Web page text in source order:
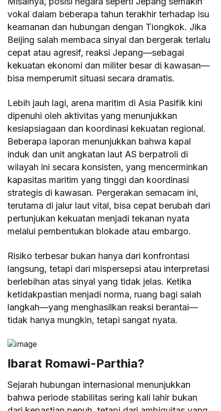
vokal dalam beberapa tahun terakhir terhadap isu
keamanan dan hubungan dengan Tiongkok. Jika
Beijing salah membaca sinyal dan bergerak terlalu
cepat atau agresif, reaksi Jepang—sebagai
kekuatan ekonomi dan militer besar di kawasan—
bisa memperumit situasi secara dramatis.
Lebih jauh lagi, arena maritim di Asia Pasifik kini
dipenuhi oleh aktivitas yang menunjukkan
kesiapsiagaan dan koordinasi kekuatan regional.
Beberapa laporan menunjukkan bahwa kapal
induk dan unit angkatan laut AS berpatroli di
wilayah ini secara konsisten, yang mencerminkan
kapasitas maritim yang tinggi dan koordinasi
strategis di kawasan. Pergerakan semacam ini,
terutama di jalur laut vital, bisa cepat berubah dari
pertunjukan kekuatan menjadi tekanan nyata
melalui pembentukan blokade atau embargo.
Risiko terbesar bukan hanya dari konfrontasi
langsung, tetapi dari mispersepsi atau interpretasi
berlebihan atas sinyal yang tidak jelas. Ketika
ketidakpastian menjadi norma, ruang bagi salah
langkah—yang menghasilkan reaksi berantai—
tidak hanya mungkin, tetapi sangat nyata.
Ibarat Romawi-Parthia?
Sejarah hubungan internasional menunjukkan
bahwa periode stabilitas sering kali lahir bukan